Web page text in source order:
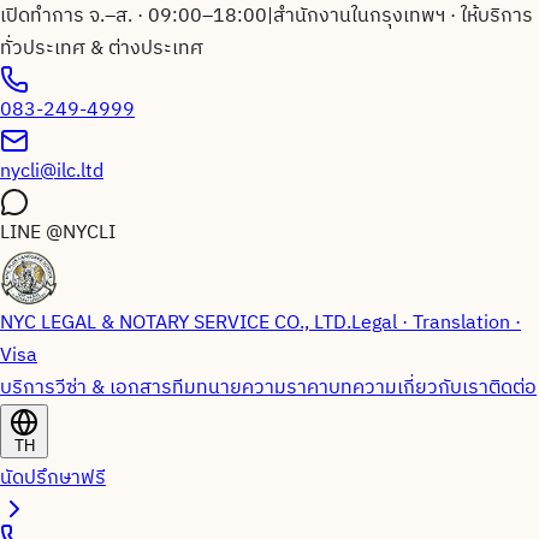
เปิดทำการ จ.–ส. · 09:00–18:00|สำนักงานในกรุงเทพฯ · ให้บริการ
ทั่วประเทศ & ต่างประเทศ
083-249-4999
nycli@ilc.ltd
LINE@NYCLI
NYC LEGAL & NOTARY SERVICE CO., LTD.Legal · Translation ·
Visa
บริการวีซ่า & เอกสารทีมทนายความราคาบทความเกี่ยวกับเราติดต่อ
TH
นัดปรึกษาฟรี